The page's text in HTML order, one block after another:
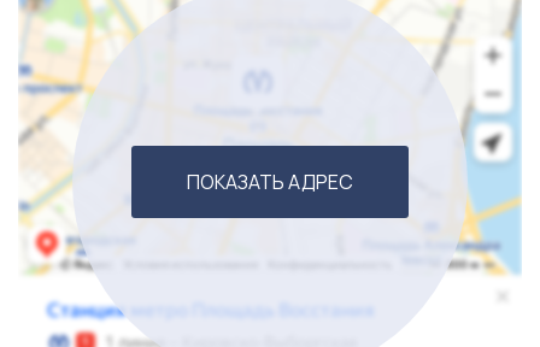
розницы. Заберите бизнес «под ключ» и начните
развивать его дальше уже сегодня!
ПОКАЗАТЬ АДРЕС